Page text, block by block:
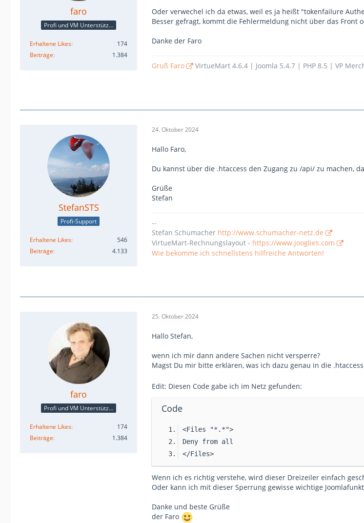
faro
Profi und VM Unterstützer
Erhaltene Likes
174
Beiträge
1.384
Oder verwechel ich da etwas, weil es ja heißt "tokenfailure
Besser gefragt, kommt die Fehlermeldung nicht über das Front
Danke der Faro
Gruß Faro VirtueMart 4.6.4 | Joomla 5.4.7 | PHP 8.5 | VP
StefanSTS
Profi-Support
Erhaltene Likes
546
Beiträge
4.133
24. Oktober 2024
Hallo Faro,
Du kannst über die .htaccess den Zugang zu /api/ zu machen,
Grüße
Stefan
--
Stefan Schumacher http://www.schumacher-netz.de
VirtueMart-Rechnungslayout - https://www.jooglies.com
Wie bekomme ich schnellstens hilfreiche Antworten!
faro
Profi und VM Unterstützer
Erhaltene Likes
174
Beiträge
1.384
25. Oktober 2024
Hallo Stefan,
wenn ich mir dann andere Sachen nicht versperre?
Magst Du mir bitte erklären, was ich dazu genau in die
Edit: Diesen Code gabe ich im Netz gefunden:
Code
<Files "*.*">
Deny from all
</Files>
Wenn ich es richtig verstehe, wird dieser Dreizeiler einfach
Oder kann ich mit dieser Sperrung gewisse wichtige
Danke und beste Grüße
der Faro